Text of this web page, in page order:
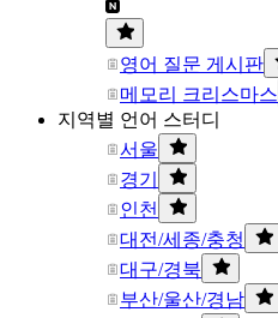
영어 질문 게시판
메모리 크리스마스
지역별 언어 스터디
서울
경기
인천
대전/세종/충청
대구/경북
부산/울산/경남